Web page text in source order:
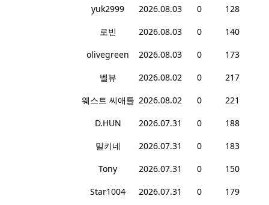
yuk2999
2026.08.03 0
128
로빈
2026.08.03 0
140
olivegreen
2026.08.03 0
173
벨뷰
2026.08.02 0
217
웨스트 씨애틀 2026.08.02 0
221
D.HUN
2026.07.31 0
188
밀키네
2026.07.31 0
183
Tony
2026.07.31 0
150
Star1004
2026.07.31 0
179